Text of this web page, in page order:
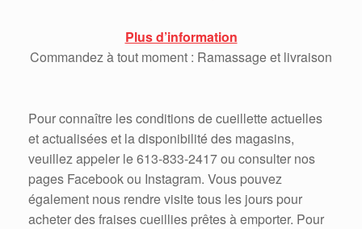
Plus d’information
Commandez à tout moment : Ramassage et livraison
Pour connaître les conditions de cueillette actuelles
et actualisées et la disponibilité des magasins,
veuillez appeler le 613-833-2417 ou consulter nos
pages Facebook ou Instagram. Vous pouvez
également nous rendre visite tous les jours pour
acheter des fraises cueillies prêtes à emporter. Pour